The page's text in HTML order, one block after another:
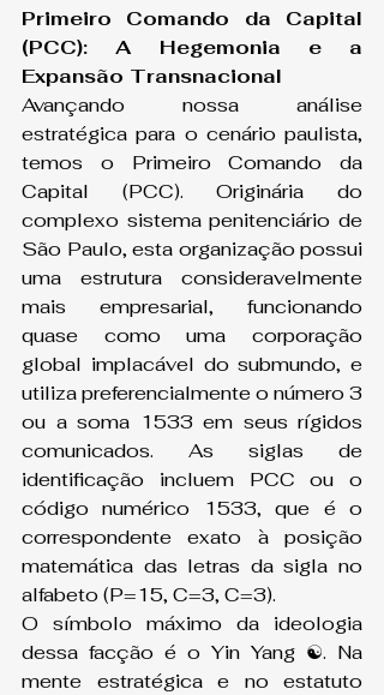
Primeiro Comando da Capital
(PCC): A Hegemonia e a
Expansão Transnacional
Avançando nossa análise
estratégica para o cenário paulista,
temos o Primeiro Comando da
Capital (PCC). Originária do
complexo sistema penitenciário de
São Paulo, esta organização possui
uma estrutura consideravelmente
mais empresarial, funcionando
quase como uma corporação
global implacável do submundo, e
utiliza preferencialmente o número 3
ou a soma 1533 em seus rígidos
comunicados. As siglas de
identificação incluem PCC ou o
código numérico 1533, que é o
correspondente exato à posição
matemática das letras da sigla no
alfabeto (P=15, C=3, C=3).
O símbolo máximo da ideologia
dessa facção é o Yin Yang ☯️. Na
mente estratégica e no estatuto